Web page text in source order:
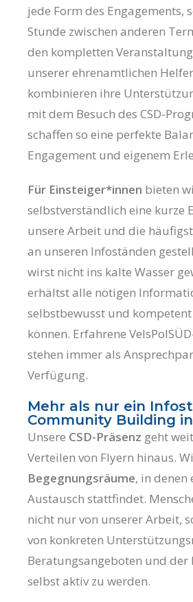
jede Form des Engagements,
Stunde zwischen anderen
den kompletten
unserer ehrenamtlichen
kombinieren ihre
mit dem Besuch des CSD-
schaffen so eine perfekte
Engagement und eigenem
Für Einsteiger*innen bieten
selbstverständlich eine kurze
unsere Arbeit und die
an unseren Infoständen
wirst nicht ins kalte Wasser
erhältst alle nötigen
selbstbewusst und
können. Erfahrene
stehen immer als
Verfügung.
Mehr als nur ein
Community Building
Unsere CSD-Präsenz geht
Verteilen von Flyern hinaus.
Begegnungsräume, in denen
Austausch stattfindet.
nicht nur von unserer Arbeit,
von konkreten
Beratungsangeboten und der
selbst aktiv zu werden.